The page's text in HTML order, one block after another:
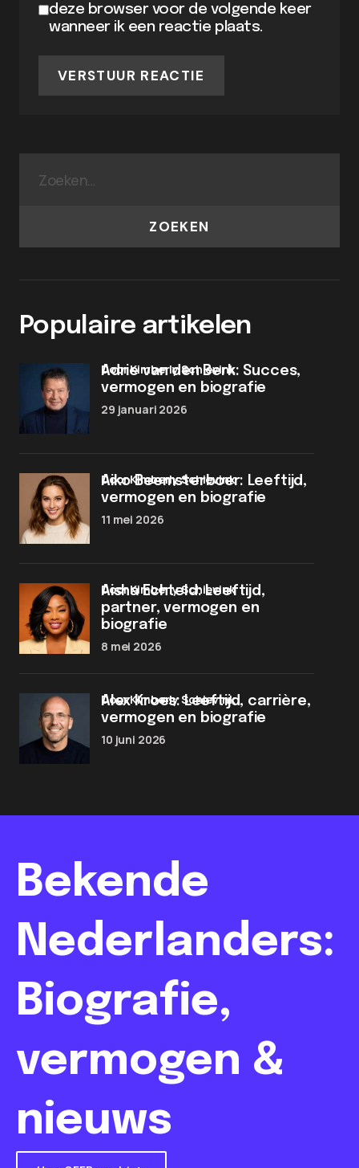
deze browser voor de volgende keer
wanneer ik een reactie plaats.
VERSTUUR REACTIE
ZOEKEN
Populaire artikelen
Adrie van den Berk: Succes,
vermogen en biografie
door Kimberly Schievink
29 januari 2026
Aiko Beemsterboer: Leeftijd,
vermogen en biografie
door Kimberly Schievink
11 mei 2026
Aisha Echteld: Leeftijd,
partner, vermogen en
biografie
door Kimberly Schievink
8 mei 2026
Alex Kroes: Leeftijd, carrière,
vermogen en biografie
door Kimberly Schievink
10 juni 2026
Bekende
Nederlanders:
Biografie,
vermogen &
nieuws